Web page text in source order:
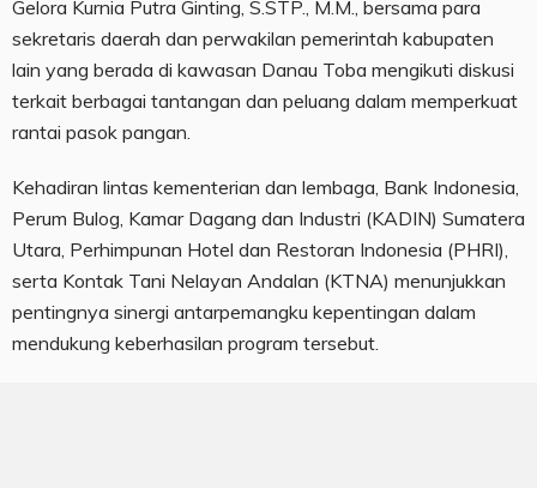
Gelora Kurnia Putra Ginting, S.STP., M.M., bersama para
sekretaris daerah dan perwakilan pemerintah kabupaten
lain yang berada di kawasan Danau Toba mengikuti diskusi
terkait berbagai tantangan dan peluang dalam memperkuat
rantai pasok pangan.
Kehadiran lintas kementerian dan lembaga, Bank Indonesia,
Perum Bulog, Kamar Dagang dan Industri (KADIN) Sumatera
Utara, Perhimpunan Hotel dan Restoran Indonesia (PHRI),
serta Kontak Tani Nelayan Andalan (KTNA) menunjukkan
pentingnya sinergi antarpemangku kepentingan dalam
mendukung keberhasilan program tersebut.